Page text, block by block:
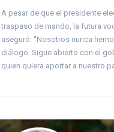
A pesar de que el presidente
traspaso de mando, la futura
aseguró: “Nosotros nunca
diálogo. Sigue abierto con el
quien quiera aportar a nuestro